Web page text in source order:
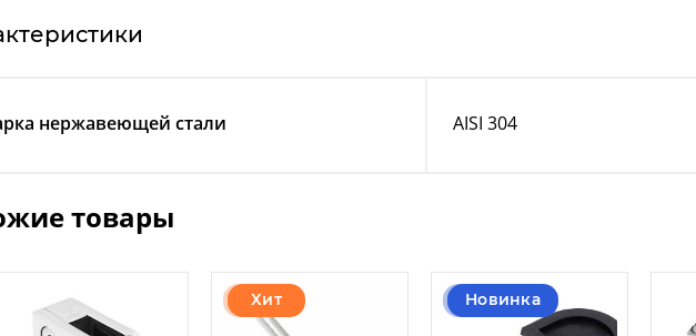
нержавеющей стали AISI 304
товары
Хит Новинка